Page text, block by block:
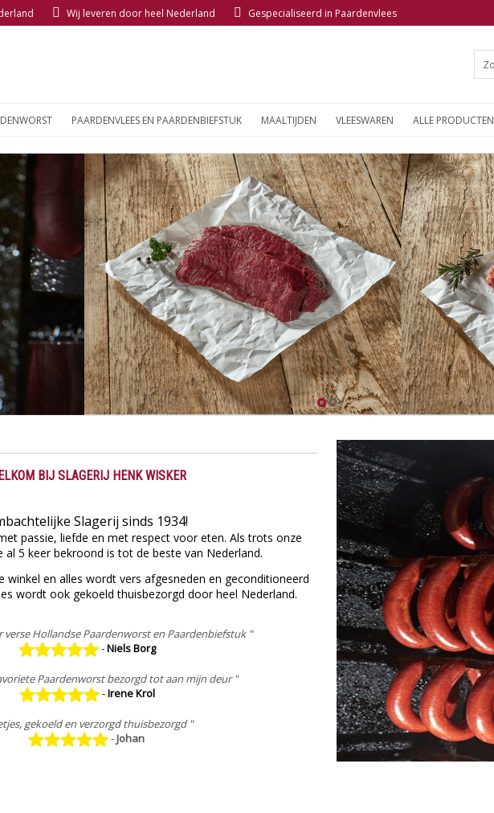
Wij leveren door heel Nederland Gespecialiseerd in Paardenvlees
PAARDENVLEES EN PAARDENBIEFSTUK MAALTIJDEN VLEESWAREN ALLE PRODUCTEN
1 2
BIJ SLAGERIJ HENK WISKER
Slagerij sinds 1934!
passie, liefde en met respect voor eten. Als trots onze
al 5 keer bekroond is tot de beste van Nederland.
winkel en alles wordt vers afgesneden en geconditioneerd
wordt ook gekoeld thuisbezorgd door heel Nederland.
verse Hollandse Paardenworst en Paardenbiefstuk "
-Niels Borg
Paardenworst bezorgd tot aan mijn deur "
-Irene Krol
gekoeld en verzorgd thuisbezorgd "
-Johan